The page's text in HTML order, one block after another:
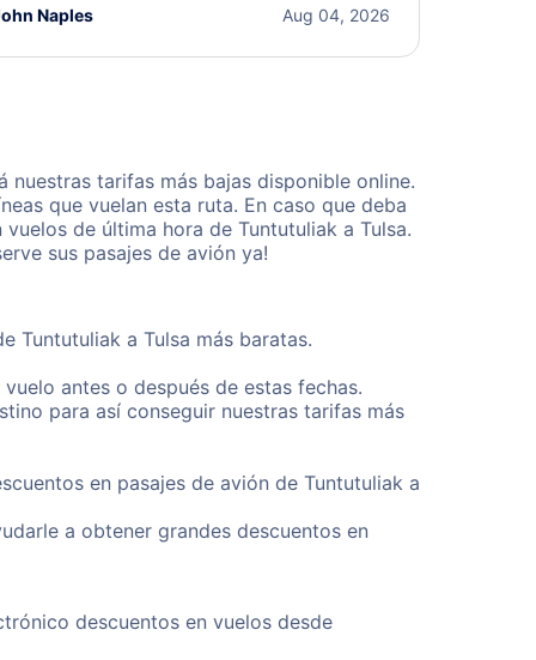
Aug 04, 2026
Naples
nuestras tarifas más bajas disponible online.
que vuelan esta ruta. En caso que deba
de última hora de Tuntutuliak a Tulsa.
sus pasajes de avión ya!
Tuntutuliak a Tulsa más baratas.
antes o después de estas fechas.
para así conseguir nuestras tarifas más
en pasajes de avión de Tuntutuliak a
a obtener grandes descuentos en
descuentos en vuelos desde